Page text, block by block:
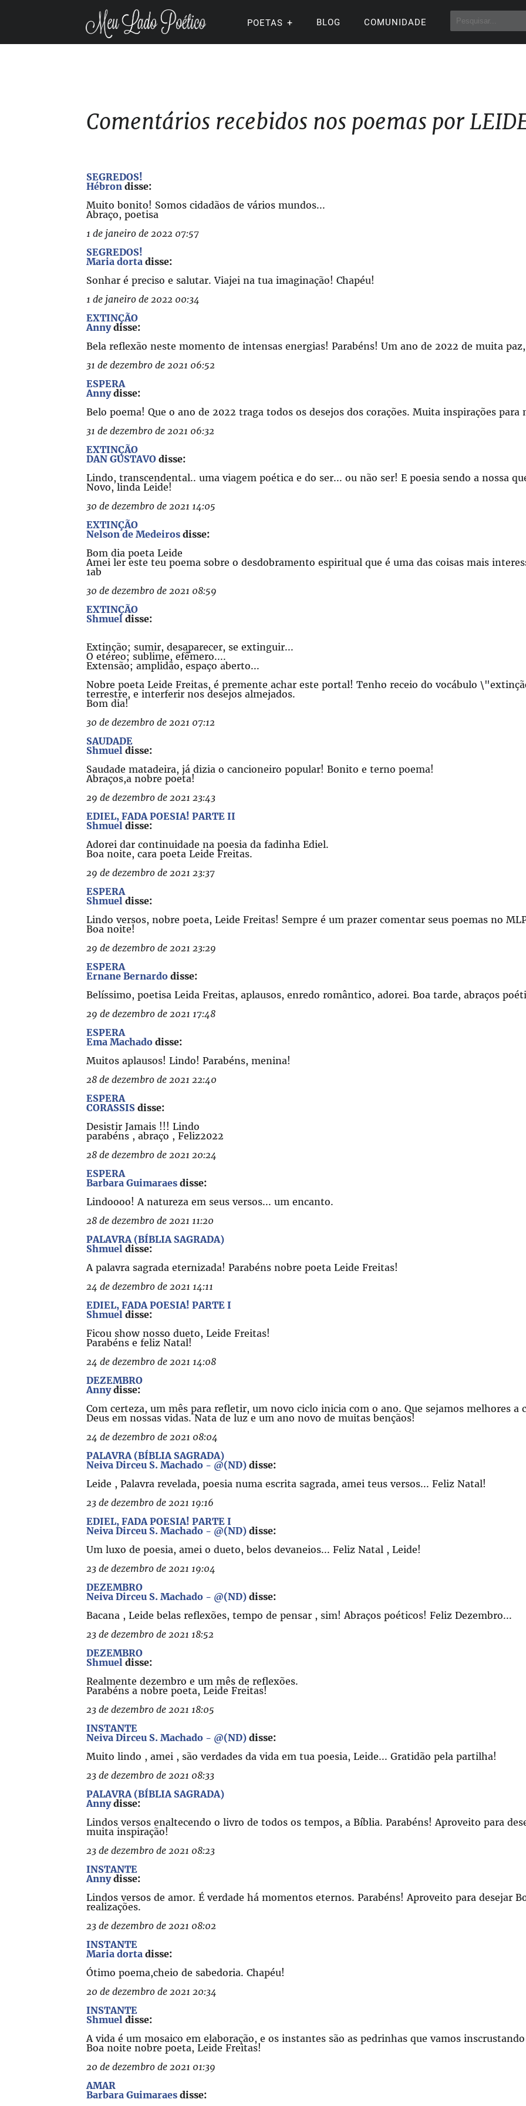
POETAS BLOG COMUNIDADE
Comentários recebidos nos poemas por
SEGREDOS!
Hébron disse:
Muito bonito! Somos cidadãos de vários mundos...
Abraço, poetisa
1 de janeiro de 2022 07:57
SEGREDOS!
Maria dorta disse:
Sonhar é preciso e salutar. Viajei na tua imaginação! Chapéu!
1 de janeiro de 2022 00:34
EXTINÇÃO
Annydisse:
Bela reflexão neste momento de intensas energias! Parabéns! Um ano de 2022 de muita
31 de dezembro de 2021 06:52
ESPERA
Annydisse:
Belo poema! Que o ano de 2022 traga todos os desejos dos corações. Muita inspirações
31 de dezembro de 2021 06:32
EXTINÇÃO
DAN GUSTAVO disse:
Lindo, transcendental.. uma viagem poética e do ser... ou não ser! E poesia sendo a nossa
Novo, linda Leide!
30 de dezembro de 2021 14:05
EXTINÇÃO
Nelson de Medeiros disse:
Bom dia poeta Leide
Amei ler este teu poema sobre o desdobramento espiritual que é uma das coisas mais
1ab
30 de dezembro de 2021 08:59
EXTINÇÃO
Shmuel disse:
Extinção; sumir, desaparecer, se extinguir...
O etéreo; sublime, efêmero....
Extensão; amplidão, espaço aberto...
Nobre poeta Leide Freitas, é premente achar este portal! Tenho receio do vocábulo
terrestre, e interferir nos desejos almejados.
Bom dia!
30 de dezembro de 2021 07:12
SAUDADE
Shmuel disse:
Saudade matadeira, já dizia o cancioneiro popular! Bonito e terno poema!
Abraços,a nobre poeta!
29 de dezembro de 2021 23:43
EDIEL, FADA POESIA! PARTE II
Shmuel disse:
Adorei dar continuidade na poesia da fadinha Ediel.
Boa noite, cara poeta Leide Freitas.
29 de dezembro de 2021 23:37
ESPERA
Shmuel disse:
Lindo versos, nobre poeta, Leide Freitas! Sempre é um prazer comentar seus poemas no
Boa noite!
29 de dezembro de 2021 23:29
ESPERA
Ernane Bernardo disse:
Belíssimo, poetisa Leida Freitas, aplausos, enredo romântico, adorei. Boa tarde, abraços
29 de dezembro de 2021 17:48
ESPERA
Ema Machado disse:
Muitos aplausos! Lindo! Parabéns, menina!
28 de dezembro de 2021 22:40
ESPERA
CORASSIS disse:
Desistir Jamais !!! Lindo
parabéns , abraço , Feliz2022
28 de dezembro de 2021 20:24
ESPERA
Barbara Guimaraes disse:
Lindoooo! A natureza em seus versos... um encanto.
28 de dezembro de 2021 11:20
PALAVRA (BÍBLIA SAGRADA)
Shmuel disse:
A palavra sagrada eternizada! Parabéns nobre poeta Leide Freitas!
24 de dezembro de 2021 14:11
EDIEL, FADA POESIA! PARTE I
Shmuel disse:
Ficou show nosso dueto, Leide Freitas!
Parabéns e feliz Natal!
24 de dezembro de 2021 14:08
DEZEMBRO
Annydisse:
Com certeza, um mês para refletir, um novo ciclo inicia com o ano. Que sejamos melhores a
Deus em nossas vidas. Nata de luz e um ano novo de muitas bençãos!
24 de dezembro de 2021 08:04
PALAVRA (BÍBLIA SAGRADA)
Neiva Dirceu S. Machado - @(ND) disse:
Leide , Palavra revelada, poesia numa escrita sagrada, amei teus versos... Feliz Natal!
23 de dezembro de 2021 19:16
EDIEL, FADA POESIA! PARTE I
Neiva Dirceu S. Machado - @(ND) disse:
Um luxo de poesia, amei o dueto, belos devaneios... Feliz Natal , Leide!
23 de dezembro de 2021 19:04
DEZEMBRO
Neiva Dirceu S. Machado - @(ND) disse:
Bacana , Leide belas reflexões, tempo de pensar , sim! Abraços poéticos! Feliz Dezembro...
23 de dezembro de 2021 18:52
DEZEMBRO
Shmuel disse:
Realmente dezembro e um mês de reflexões.
Parabéns a nobre poeta, Leide Freitas!
23 de dezembro de 2021 18:05
INSTANTE
Neiva Dirceu S. Machado - @(ND) disse:
Muito lindo , amei , são verdades da vida em tua poesia, Leide... Gratidão pela partilha!
23 de dezembro de 2021 08:33
PALAVRA (BÍBLIA SAGRADA)
Annydisse:
Lindos versos enaltecendo o livro de todos os tempos, a Bíblia. Parabéns! Aproveito para
muita inspiração!
23 de dezembro de 2021 08:23
INSTANTE
Annydisse:
Lindos versos de amor. É verdade há momentos eternos. Parabéns! Aproveito para desejar
realizações.
23 de dezembro de 2021 08:02
INSTANTE
Maria dorta disse:
Ótimo poema,cheio de sabedoria. Chapéu!
20 de dezembro de 2021 20:34
INSTANTE
Shmuel disse:
A vida é um mosaico em elaboração, e os instantes são as pedrinhas que vamos
Boa noite nobre poeta, Leide Freitas!
20 de dezembro de 2021 01:39
AMAR
Barbara Guimaraes disse: